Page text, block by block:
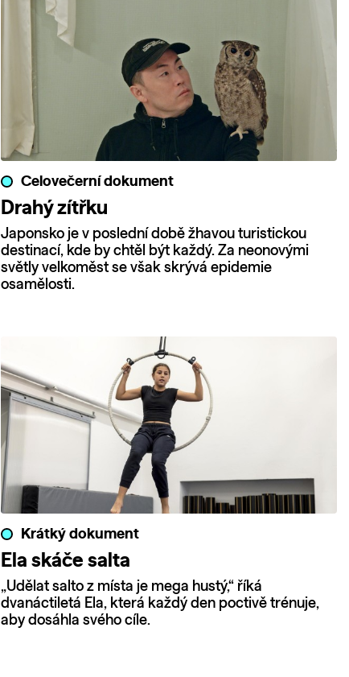
Celovečerní dokument
Drahý zítřku
Japonsko je v poslední době žhavou turistickou
destinací, kde by chtěl být každý. Za neonovými
světly velkoměst se však skrývá epidemie
osamělosti.
Krátký dokument
Ela skáče salta
„Udělat salto z místa je mega hustý,“ říká
dvanáctiletá Ela, která každý den poctivě trénuje,
aby dosáhla svého cíle.